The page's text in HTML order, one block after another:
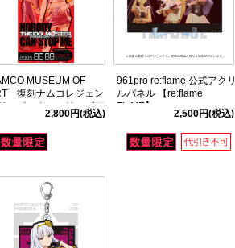
MUSEUM OF
復刻ナムコレジェン
ーポスターシリーズ ア
ドルマスター02
2,800円(税込)
961pro re:flame 公式アクリ
ルパネル 【re:flame
FlaME】
2,500円(税込)